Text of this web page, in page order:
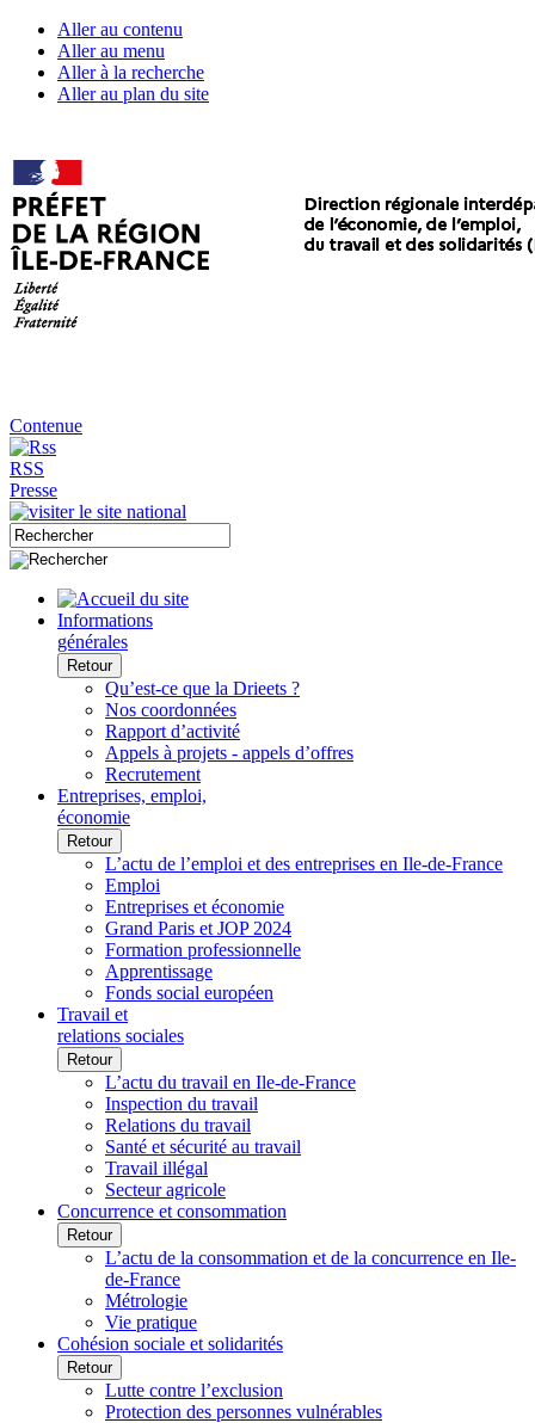
Aller au contenu
Aller au menu
Aller à la recherche
Aller au plan du site
Contenue
RSS
Presse
Informations
générales
Retour
Qu’est-ce que la Drieets ?
Nos coordonnées
Rapport d’activité
Appels à projets - appels d’offres
Recrutement
Entreprises, emploi,
économie
Retour
L’actu de l’emploi et des entreprises en Ile-de-France
Emploi
Entreprises et économie
Grand Paris et JOP 2024
Formation professionnelle
Apprentissage
Fonds social européen
Travail et
relations sociales
Retour
L’actu du travail en Ile-de-France
Inspection du travail
Relations du travail
Santé et sécurité au travail
Travail illégal
Secteur agricole
Concurrence et consommation
Retour
L’actu de la consommation et de la concurrence en Ile-
de-France
Métrologie
Vie pratique
Cohésion sociale et solidarités
Retour
Lutte contre l’exclusion
Protection des personnes vulnérables